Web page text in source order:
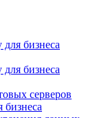
бизнеса
бизнеса
серверов
бизнеса